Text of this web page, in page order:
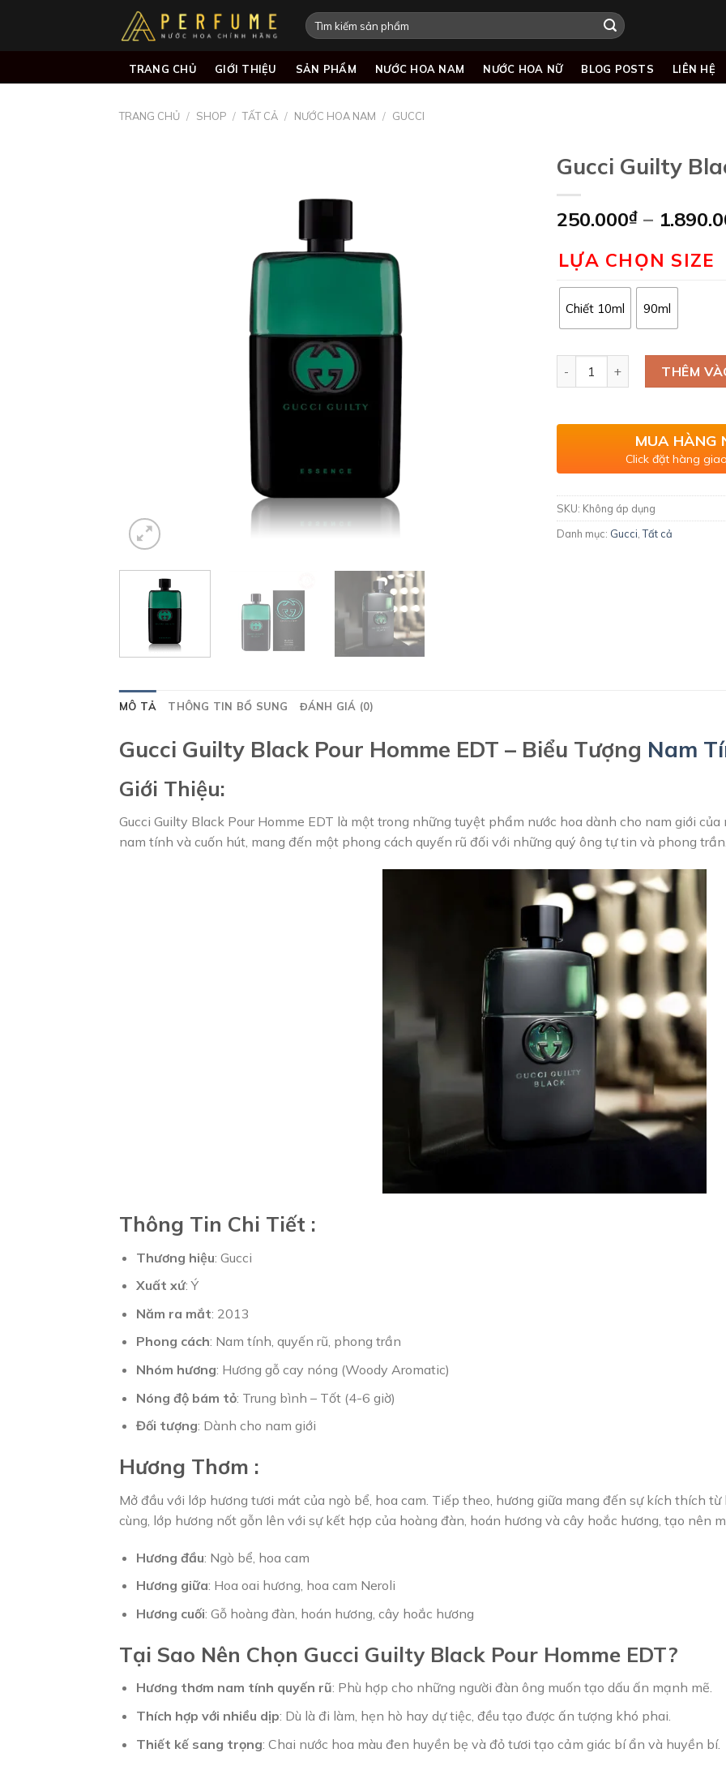
Tìm
kiếm:
TRANG CHỦ GIỚI THIỆU SẢN PHẨM NƯỚC HOA NAM NƯỚC HOA NỮ BLOG POSTS LIÊN HỆ
TRANG CHỦ / SHOP / TẤT CẢ / NƯỚC HOA NAM / GUCCI
Gucci Guilty
250.000₫ –
LỰA CHỌN SIZE
Chiết 10ml 90ml
Gucci Guilty Black Pour
THÊM
MUA HÀNG
Click đặt hàng
SKU: Không áp dụng
Danh mục: Gucci ,Tất cả
MÔ TẢ THÔNG TIN BỔ SUNG ĐÁNH GIÁ (0)
Gucci Guilty Black Pour Homme EDT – Biểu Tượng Nam
Giới Thiệu:
Gucci Guilty Black Pour Homme EDT là một trong những tuyệt phẩm nước hoa dành cho nam giới
nam tính và cuốn hút, mang đến một phong cách quyến rũ đối với những quý ông tự tin và phong trần.
Thông Tin Chi Tiết :
Thương hiệu: Gucci
Xuất xứ: Ý
Năm ra mắt: 2013
Phong cách: Nam tính, quyến rũ, phong trần
Nhóm hương: Hương gỗ cay nóng (Woody Aromatic)
Nóng độ bám tỏ: Trung bình – Tốt (4-6 giờ)
Đối tượng: Dành cho nam giới
Hương Thơm :
Mở đầu với lớp hương tươi mát của ngò bể, hoa cam. Tiếp theo, hương giữa mang đến sự kích thích từ
cùng, lớp hương nốt gỗn lên với sự kết hợp của hoàng đàn, hoán hương và cây hoắc hương, tạo nên
Hương đầu: Ngò bể, hoa cam
Hương giữa: Hoa oai hương, hoa cam Neroli
Hương cuối: Gỗ hoàng đàn, hoán hương, cây hoắc hương
Tại Sao Nên Chọn Gucci Guilty Black Pour Homme EDT?
Hương thơm nam tính quyến rũ: Phù hợp cho những người đàn ông muốn tạo dấu ấn mạnh mẽ.
Thích hợp với nhiều dịp: Dù là đi làm, hẹn hò hay dự tiệc, đều tạo được ấn tượng khó phai.
Thiết kế sang trọng: Chai nước hoa màu đen huyền bẹ và đỏ tươi tạo cảm giác bí ẩn và huyền bí.